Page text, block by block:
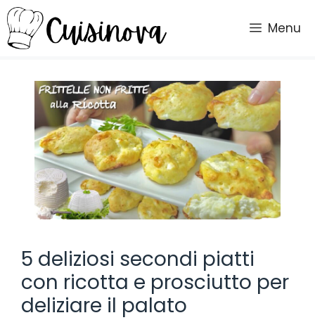
Vai
al
contenuto
Menu
5 deliziosi secondi piatti
con ricotta e prosciutto per
deliziare il palato